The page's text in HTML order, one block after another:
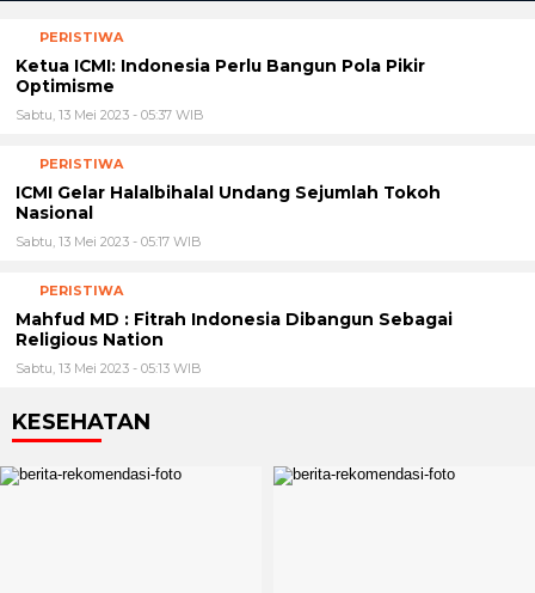
PERISTIWA
Ketua ICMI: Indonesia Perlu Bangun Pola Pikir
Optimisme
Sabtu, 13 Mei 2023 - 05:37 WIB
PERISTIWA
ICMI Gelar Halalbihalal Undang Sejumlah Tokoh
Nasional
Sabtu, 13 Mei 2023 - 05:17 WIB
PERISTIWA
Mahfud MD : Fitrah Indonesia Dibangun Sebagai
Religious Nation
Sabtu, 13 Mei 2023 - 05:13 WIB
KESEHATAN